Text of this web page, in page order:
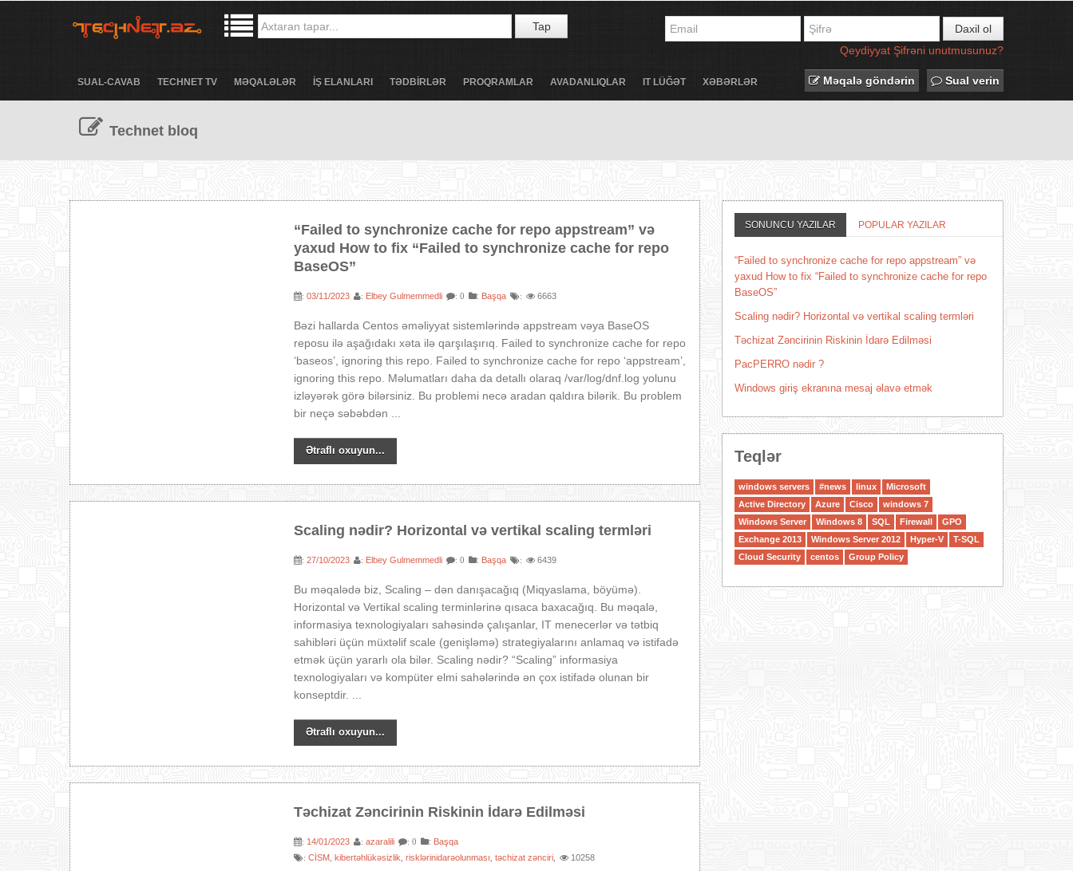
Tap
Daxil ol
Qeydiyyat Şifrəni unutmusunuz?
SUAL-CAVAB TECHNET TV MƏQALƏLƏR İŞ ELANLARI TƏDBİRLƏR PROQRAMLAR AVADANLIQLAR IT LÜĞƏT XƏBƏRLƏR Məqalə göndərin Sual verin
Technet bloq
“Failed to synchronize cache for repo appstream” və
yaxud How to fix “Failed to synchronize cache for repo
BaseOS”
:03/11/2023 : Elbey Gulmemmedli : 0 : Başqa : 6663
Bəzi hallarda Centos əməliyyat sistemlərində appstream vəya BaseOS
reposu ilə aşağıdakı xəta ilə qarşılaşırıq. Failed to synchronize cache for repo
‘baseos’, ignoring this repo. Failed to synchronize cache for repo ‘appstream’,
ignoring this repo. Məlumatları daha da detallı olaraq /var/log/dnf.log yolunu
izləyərək görə bilərsiniz. Bu problemi necə aradan qaldıra bilərik. Bu problem
bir neçə səbəbdən ...
Ətraflı oxuyun...
Scaling nədir? Horizontal və vertikal scaling termləri
:27/10/2023 : Elbey Gulmemmedli : 0 : Başqa : 6439
Bu məqalədə biz, Scaling – dən danışacağıq (Miqyaslama, böyümə).
Horizontal və Vertikal scaling terminlərinə qısaca baxacağıq. Bu məqalə,
informasiya texnologiyaları sahəsində çalışanlar, IT menecerlər və tətbiq
sahibləri üçün müxtəlif scale (genişləmə) strategiyalarını anlamaq və istifadə
etmək üçün yararlı ola bilər. Scaling nədir? “Scaling” informasiya
texnologiyaları və kompüter elmi sahələrində ən çox istifadə olunan bir
konseptdir. ...
Ətraflı oxuyun...
Təchizat Zəncirinin Riskinin İdarə Edilməsi
: 14/01/2023 :azaralili : 0 : Başqa
:CİSM kibertəhlükəsizlik ,risklərinidarəolunması ,təchizat zənciri 10258
SONUNCU YAZILAR POPULAR YAZILAR
“Failed to synchronize cache for repo appstream” və
yaxud How to fix “Failed to synchronize cache for repo
BaseOS”
Scaling nədir? Horizontal və vertikal scaling termləri
Təchizat Zəncirinin Riskinin İdarə Edilməsi
PacPERRO nədir ?
Windows giriş ekranına mesaj əlavə etmək
Teqlər
windows servers #news linux
Microsoft
Active Directory
Azure Cisco
windows 7
Windows Server
Windows 8 SQL Firewall
GPO
Exchange 2013
Windows Server 2012 Hyper-V
T-SQL
Cloud Security
centos Group Policy